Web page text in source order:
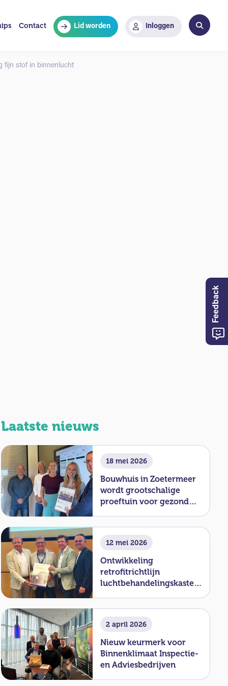
Contact Lid worden Inloggen
fijn stof in binnenlucht
Laatste nieuws
18 mei 2026
Bouwhuis in Zoetermeer
wordt grootschalige
proeftuin voor gezond
12 mei 2026
Ontwikkeling
retrofitrichtlijn
luchtbehandelingskasten
2 april 2026
Nieuw keurmerk voor
Binnenklimaat Inspectie-
en Adviesbedrijven
Feedback